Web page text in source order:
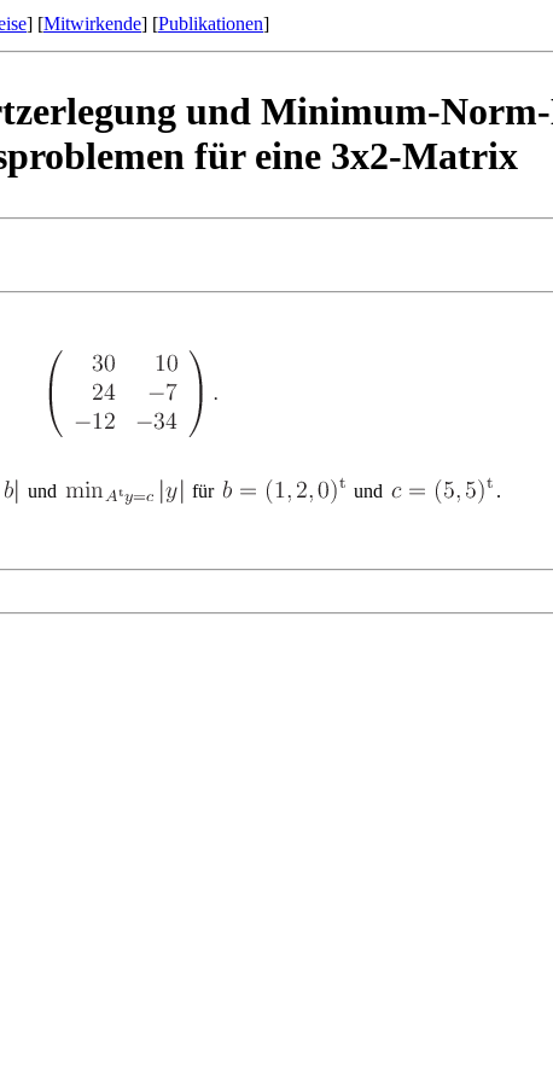
] [Mitwirkende] [Publikationen]
und Minimum-
für eine 3x2-Matrix
und für und .